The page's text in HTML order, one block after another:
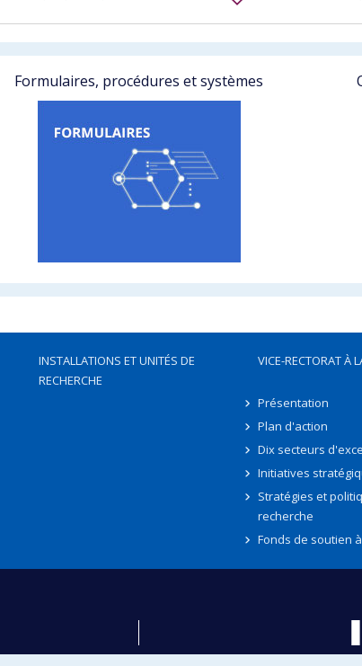
Formulaires, procédures et systèmes
INSTALLATIONS ET UNITÉS DE
RECHERCHE
VICE-RECTORAT À
Présentation
Plan d'action
Dix secteurs
Initiatives
Stratégies et
recherche
Fonds de soutien